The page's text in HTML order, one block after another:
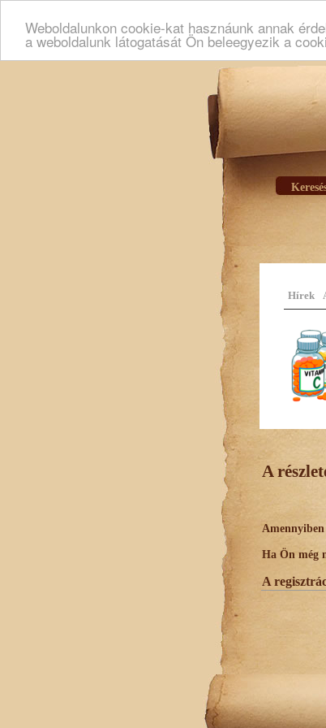
Weboldalunkon cookie-kat hasznáunk annak
a weboldalunk látogatását Ön beleegyezik a
Hírek
A
Ha Ön még
A